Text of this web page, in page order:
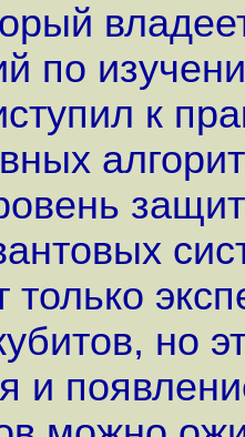
по
к
только
но
и